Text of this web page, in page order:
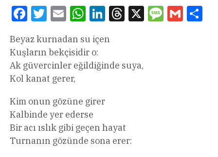
FacebookTwitterEmail WhatsAppLinkedInThreads
X Message
Gmail
Beyaz kurnadan su içen
Kuşların bekçisidir o:
Ak güvercinler eğildiğinde suya,
Kol kanat gerer,
Kim onun gözüne girer
Kalbinde yer ederse
Bir acı ıslık gibi geçen hayat
Turnanın gözünde sona erer: